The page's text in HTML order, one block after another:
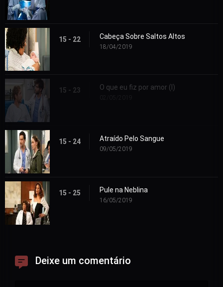
15 - 22 Cabeça Sobre Saltos Altos
18/04/2019
15 - 23 O que eu fiz por amor (I)
15 - 24 Atraído Pelo Sangue
09/05/2019
15 - 25 Pule na Neblina
16/05/2019
Deixe um comentário